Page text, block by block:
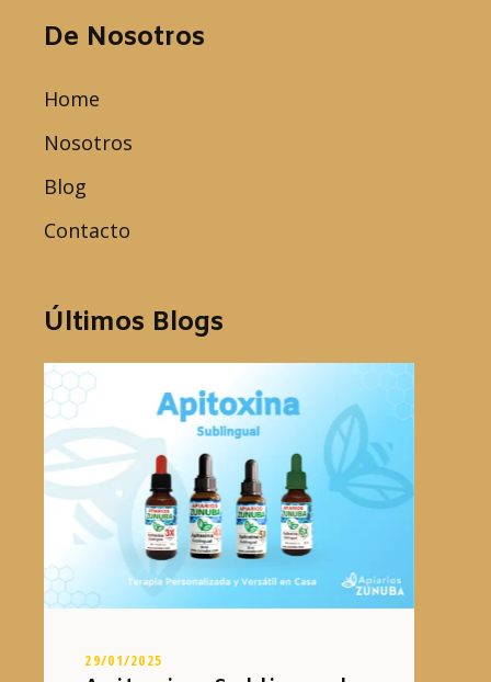
De Nosotros
Home
Nosotros
Blog
Contacto
Últimos Blogs
29/01/2025